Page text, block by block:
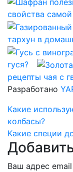
свойства
тархун в
гуся?
рецепты чая с
Разработано
по
записям
Какие
колбасы?
Какие специи
Ваш адрес